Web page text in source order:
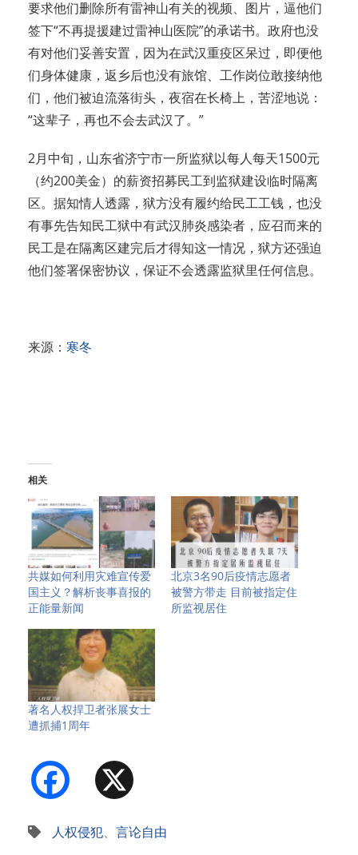
要求他们删除所有雷神山有关的视频、图片，逼他们
签下“不再提援建过雷神山医院”的承诺书。政府也没
有对他们妥善安置，因为在武汉重疫区呆过，即便他
们身体健康，返乡后也没有旅馆、工作岗位敢接纳他
们，他们被迫流落街头，夜宿在长椅上，苦涩地说：
“这辈子，再也不会去武汉了。”
2月中旬，山东省济宁市一所监狱以每人每天1500元
（约200美金）的薪资招募民工到监狱建设临时隔离
区。据知情人透露，狱方没有履约给民工工钱，也没
有事先告知民工狱中有武汉肺炎感染者，应召而来的
民工是在隔离区建完后才得知这一情况，狱方还强迫
他们签署保密协议，保证不会透露监狱里任何信息。
来源： 寒冬
相关
共媒如何利用灾难宣传爱
国主义？解析丧事喜报的
正能量新闻
北京3名90后疫情志愿者
被警方带走 目前被指定住
所监视居住
著名人权捍卫者张展女士
遭抓捕1周年
Facebook
人权侵犯、 言论自由